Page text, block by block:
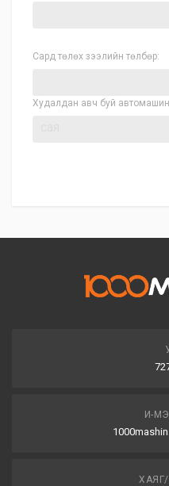
Сард төлөх зээлийн төлбөр:
Худалдан авч буй
И-